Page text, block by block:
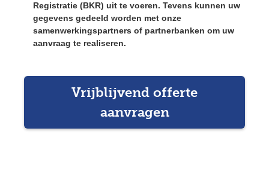
Registratie (BKR) uit te voeren. Tevens kunnen uw
gegevens gedeeld worden met onze
samenwerkingspartners of partnerbanken om uw
aanvraag te realiseren.